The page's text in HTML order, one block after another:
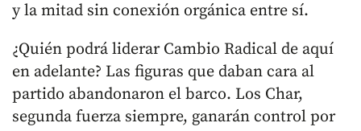
y la mitad sin conexión orgánica entre sí.
¿Quién podrá liderar Cambio Radical de aquí
en adelante? Las figuras que daban cara al
partido abandonaron el barco. Los Char,
segunda fuerza siempre, ganarán control por